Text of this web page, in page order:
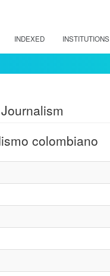
INDEXED INSTITUTIONS
colombiano